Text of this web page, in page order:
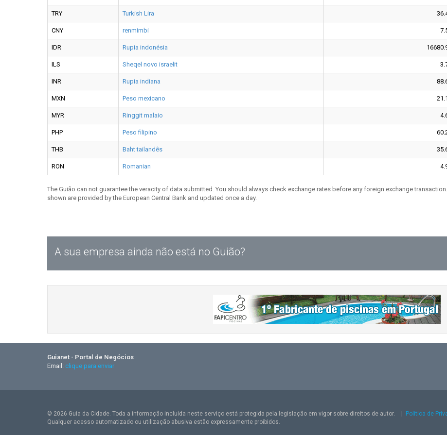
TRY Turkish Lira
CNY renmimbi
IDR Rupia indonésia
ILS Sheqel novo israelit
INR Rupia indiana
MXN Peso mexicano
MYR Ringgit malaio
PHP Peso filipino
THB Baht tailandês
RON Romanian
The Guião can not guarantee the veracity of data submitted. You should always check exchange rates before any foreign exchange
shown are provided by the European Central Bank and updated once a day.
A sua empresa ainda não está no Guião?
Guianet - Portal de Negócios
Email: clique para enviar
© 2026 Guia da Cidade. Toda a informação incluída neste serviço está protegida pela legislação em vigor sobre direitos de autor.
Política de
Qualquer acesso automatizado ou utilização abusiva estão expressamente proibidos.